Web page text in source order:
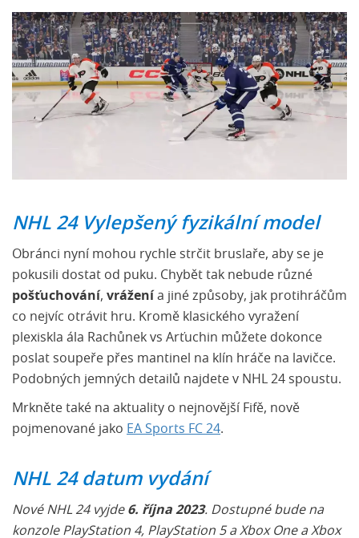
NHL 24 Vylepšený fyzikální model
Obránci nyní mohou rychle strčit bruslaře, aby se je
pokusili dostat od puku. Chybět tak nebude různé
pošťuchování, vrážení a jiné způsoby, jak protihráčům
co nejvíc otrávit hru. Kromě klasického vyražení
plexiskla ála Rachůnek vs Arťuchin můžete dokonce
poslat soupeře přes mantinel na klín hráče na lavičce.
Podobných jemných detailů najdete v NHL 24 spoustu.
Mrkněte také na aktuality o nejnovější Fifě, nově
pojmenované jako EA Sports FC 24.
NHL 24 datum vydání
Nové NHL 24 vyjde 6. října 2023. Dostupné bude na
konzole PlayStation 4, PlayStation 5 a Xbox One a Xbox